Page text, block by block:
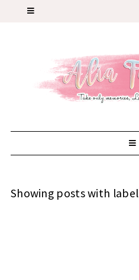
Showing posts with label